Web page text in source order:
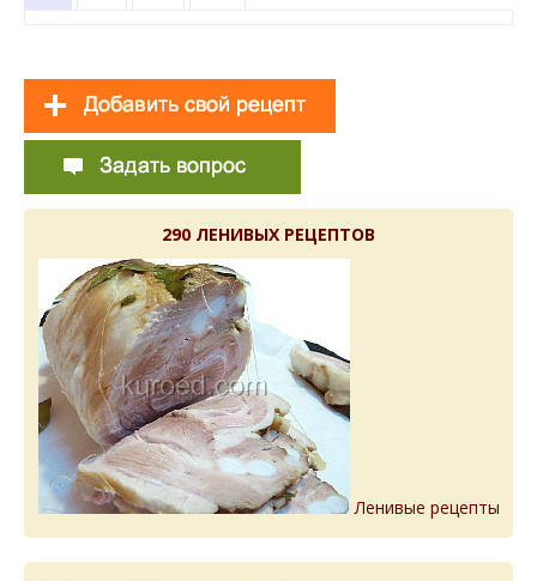
290 ЛЕНИВЫХ РЕЦЕПТОВ
Ленивые рецепты